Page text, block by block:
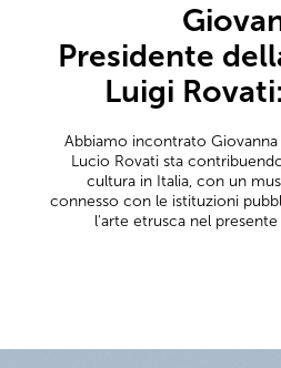
Presidente
Luigi
Abbiamo incontrato
Lucio Rovati sta
cultura in Italia, con un
connesso con le istituzioni
l'arte etrusca nel